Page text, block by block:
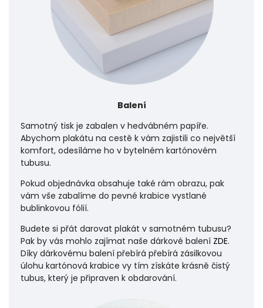
Balení
Samotný tisk je zabalen v hedvábném papíře.
Abychom plakátu na cestě k vám zajistili co největší
komfort, odesíláme ho v bytelném kartónovém
tubusu.
Pokud objednávka obsahuje také rám obrazu, pak
vám vše zabalíme do pevné krabice vystlané
bublinkovou fólií.
Budete si přát darovat plakát v samotném tubusu?
Pak by vás mohlo zajímat naše dárkové balení ZDE.
Díky dárkovému balení přebírá přebírá zásilkovou
úlohu kartónová krabice vy tím získáte krásně čistý
tubus, který je připraven k obdarování.